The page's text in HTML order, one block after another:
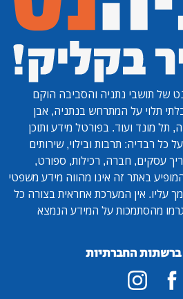
של תושבי נתניה והסביבה הוקם
תלוי על המתרחש בנתניה, אבן
תל מונד ועוד. בפורטל מידע ותוכן
כל רבדיה: תרבות ובילוי, שירותים
עסקים, חברה, רכילות, ספורט,
באתר זה אינו מהווה מידע משפטי
עליו. אין המערכת אחראית בצורה כל
מהסתמכות על המידע הנמצא
ברשתות החברתיות